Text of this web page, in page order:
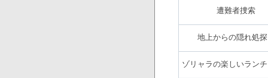
遭難者捜索
地上からの隠れ処
ゾリャラの楽しいラン